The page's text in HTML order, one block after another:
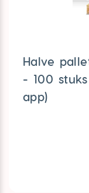
Halve
- 100
app)